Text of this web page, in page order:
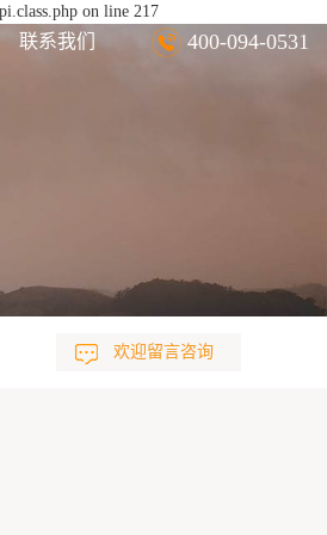
on line 217
联系我们 400-094-0531
欢迎留言咨询